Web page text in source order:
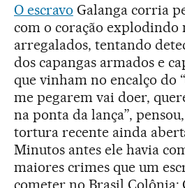
O escravo Galanga corria
com o coração explodindo
arregalados, tentando
dos capangas armados e
que vinham no encalço do
me pegarem vai doer,
na ponta da lança”,
tortura recente ainda
Minutos antes ele havia
maiores crimes que um
cometer no Brasil Colônia: